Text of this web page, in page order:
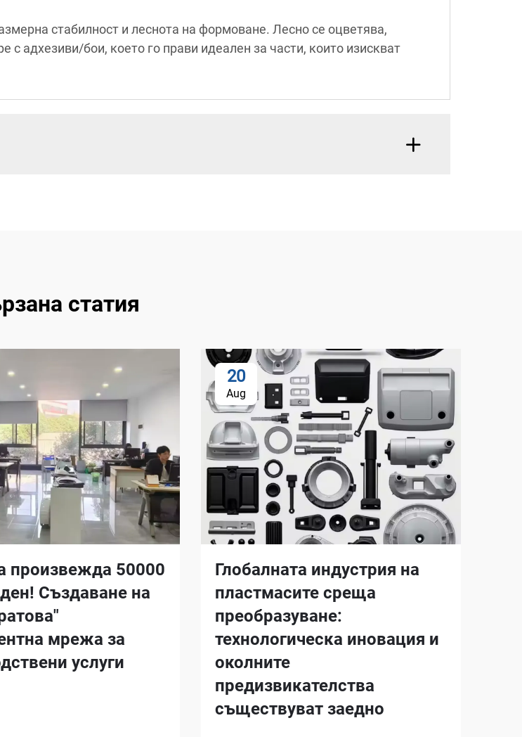
стабилност и леснота на формоване. Лесно се оцветява,
с адхезиви/бои, което го прави идеален за части, които изискват
статия
произвежда 50000
Създаване на
мрежа за
услуги
20
Aug
Глобалната индустрия на
пластмасите среща
преобразуване:
технологическа иновация и
околните
предизвикателства
съществуват заедно